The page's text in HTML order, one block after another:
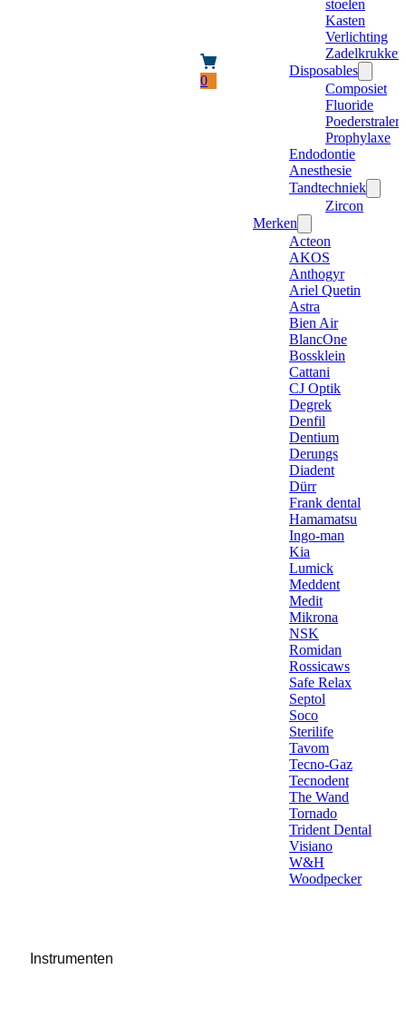
0
stoelen
Kasten
Verlichting
Zadelkrukken
Disposables
Composiet
Fluoride
Poederstraler
Prophylaxe
Endodontie
Anesthesie
Tandtechniek
Zircon
Merken
Acteon
AKOS
Anthogyr
Ariel Quetin
Astra
Bien Air
BlancOne
Bossklein
Cattani
CJ Optik
Degrek
Denfil
Dentium
Derungs
Diadent
Dürr
Frank dental
Hamamatsu
Ingo-man
Kia
Lumick
Meddent
Medit
Mikrona
NSK
Romidan
Rossicaws
Safe Relax
Septol
Soco
Sterilife
Tavom
Tecno-Gaz
Tecnodent
The Wand
Tornado
Trident Dental
Visiano
W&H
Woodpecker
Instrumenten